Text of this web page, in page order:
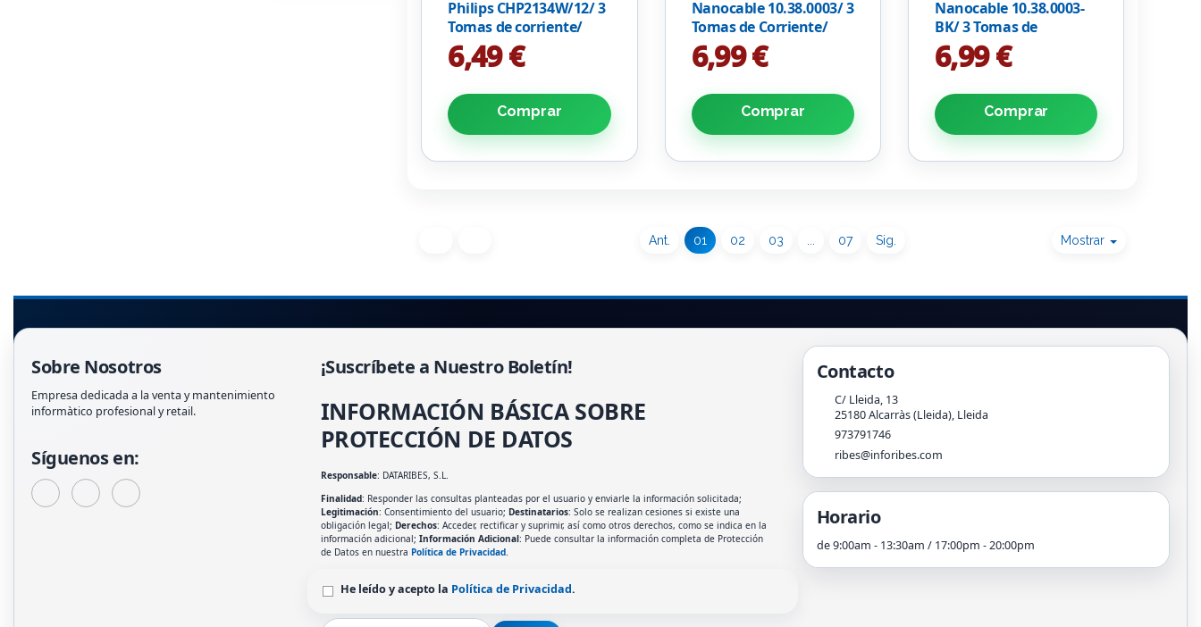
Philips CHP2134W/12/ 3
Tomas de corriente/
Cable 1.5m/ Blanco
6,49 €
Comprar
Nanocable 10.38.0003/ 3
Tomas de Corriente/
Cable 1.4m/ Blanca
6,99 €
Comprar
Nanocable 10.38.0003-
BK/ 3 Tomas de
Corriente/ Cable 1.4m/
Negra
6,99 €
Comprar
Ant. 01 02 03 07 Sig. Mostrar
Sobre Nosotros
Empresa dedicada a la venta y mantenimiento
informàtico profesional y retail.
Síguenos en:
¡Suscríbete a Nuestro Boletín!
INFORMACIÓN BÁSICA SOBRE
PROTECCIÓN DE DATOS
Responsable: DATARIBES, S.L.
Finalidad: Responder las consultas planteadas por el usuario y enviarle la información solicitada;
Legitimación: Consentimiento del usuario; Destinatarios: Solo se realizan cesiones si existe una
obligación legal; Derechos: Acceder, rectificar y suprimir, así como otros derechos, como se indica en la
información adicional; Información Adicional: Puede consultar la información completa de Protección
de Datos en nuestra Política de Privacidad.
He leído y acepto la Política de Privacidad.
Contacto
C/ Lleida, 13
25180Alcarràs (Lleida), Lleida
973791746
ribes@inforibes.com
Horario
de 9:00am - 13:30am / 17:00pm - 20:00pm